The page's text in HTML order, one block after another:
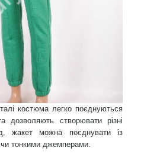
костюма легко поєднуються
дозволяють створювати різні
жакет можна поєднувати із
тонкими джемперами.